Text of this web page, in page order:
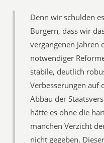
Denn wir schulden
Bürgern, dass wir
vergangenen Jahren
notwendiger
stabile, deutlich
Verbesserungen auf
Abbau der
hätte es ohne die
manchen Verzicht
nicht gegeben.